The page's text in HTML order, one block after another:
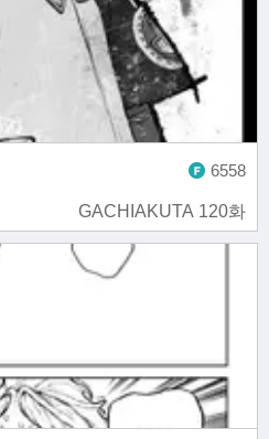
GACHIAKUTA 120화
6558